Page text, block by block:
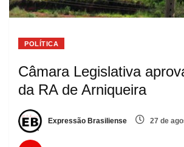
POLÍTICA
Câmara Legislativa
da RA de Arniqueira
Expressão Brasiliense 27 de